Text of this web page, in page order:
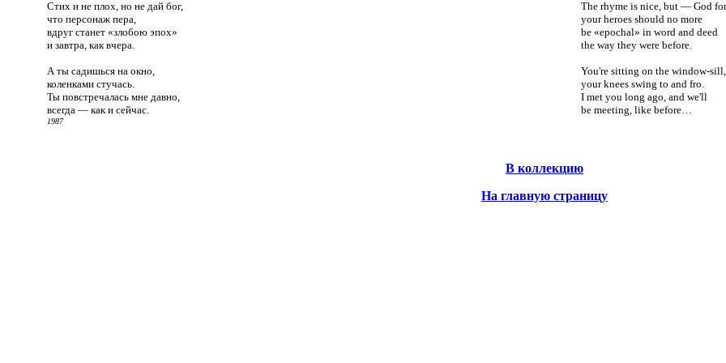
Стих и не плох, но не дай бог,
что персонаж пера,
вдруг станет «злобою эпох»
и завтра, как вчера.
А ты садишься на окно,
коленками стучась.
Ты повстречалась мне давно,
всегда — как и сейчас.
1987
The rhyme is nice, but — God
your heroes should no more
be «epochal» in word and deed
the way they were before.
You're sitting on the window-sill,
your knees swing to and fro.
I met you long ago, and we'll
be meeting, like before…
В коллекцию
На главную страницу